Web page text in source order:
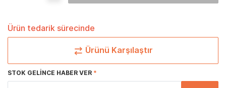
Ürün tedarik sürecinde
Ürünü Karşılaştır
STOK GELINCE HABER VER